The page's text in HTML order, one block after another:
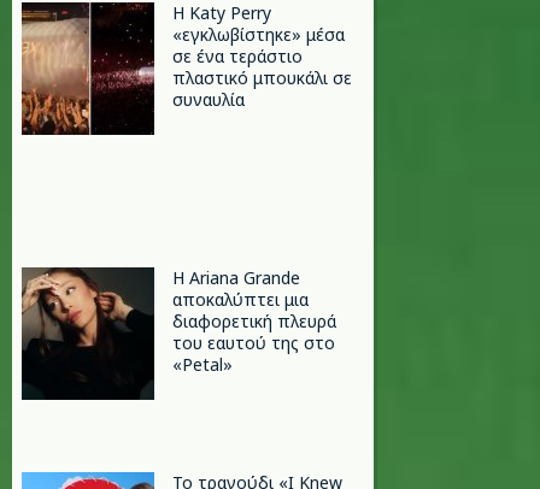
H Katy Perry
«εγκλωβίστηκε» μέσα
σε ένα τεράστιο
πλαστικό μπουκάλι σε
συναυλία
Η Ariana Grande
αποκαλύπτει μια
διαφορετική πλευρά
του εαυτού της στο
«Petal»
Το τραγούδι «I Knew